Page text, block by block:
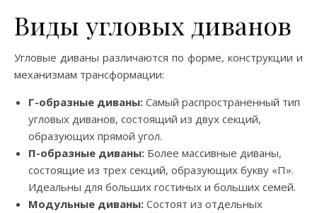
Виды угловых диванов
Угловые диваны различаются по форме, конструкции и
механизмам трансформации:
Г-образные диваны: Самый распространенный тип
угловых диванов, состоящий из двух секций,
образующих прямой угол.
П-образные диваны: Более массивные диваны,
состоящие из трех секций, образующих букву «П».
Идеальны для больших гостиных и больших семей.
Модульные диваны: Состоят из отдельных